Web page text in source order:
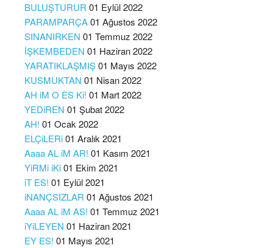
BULUŞTURUR 01 Eylül 2022
PARAMPARÇA01 Ağustos 2022
SINANIRKEN 01 Temmuz 2022
İŞKEMBEDEN 01 Haziran 2022
YARATIKLAŞMIŞ01 Mayıs 2022
KUSMUKTAN 01 Nisan 2022
AH iM O ES Ki! 01 Mart 2022
YEDiREN 01 Şubat 2022
AH! 01 Ocak 2022
ELÇiLERi01 Aralık 2021
Aaaa AL iM AR! 01 Kasım 2021
YiRMi iKi01 Ekim 2021
iT ES! 01 Eylül 2021
iNANÇSIZLAR 01 Ağustos 2021
Aaaa AL iM AS! 01 Temmuz 2021
iYiLEYEN 01 Haziran 2021
EY ES! 01 Mayıs 2021